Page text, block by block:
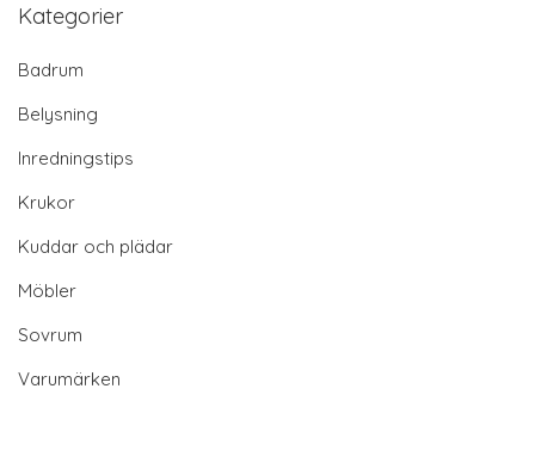
Kategorier
Badrum
Belysning
Inredningstips
Krukor
Kuddar och plädar
Möbler
Sovrum
Varumärken